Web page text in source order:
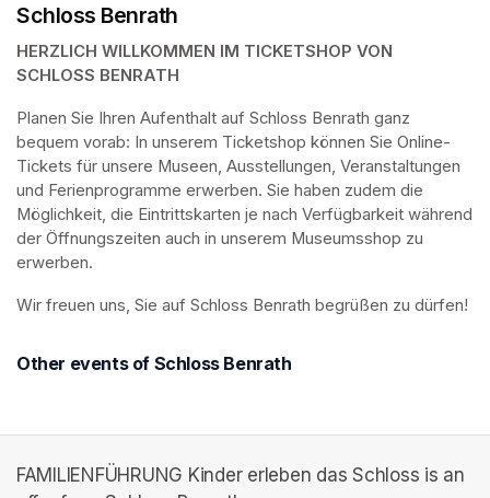
Schloss Benrath
HERZLICH WILLKOMMEN IM TICKETSHOP VON
SCHLOSS BENRATH
Planen Sie Ihren Aufenthalt auf Schloss Benrath ganz
bequem vorab: In unserem Ticketshop können Sie Online-
Tickets für unsere Museen, Ausstellungen, Veranstaltungen
und Ferienprogramme erwerben. Sie haben zudem die
Möglichkeit, die Eintrittskarten je nach Verfügbarkeit während
der Öffnungszeiten auch in unserem Museumsshop zu
erwerben.
Wir freuen uns, Sie auf Schloss Benrath begrüßen zu dürfen!
Other events of Schloss Benrath
FAMILIENFÜHRUNG Kinder erleben das Schloss is an